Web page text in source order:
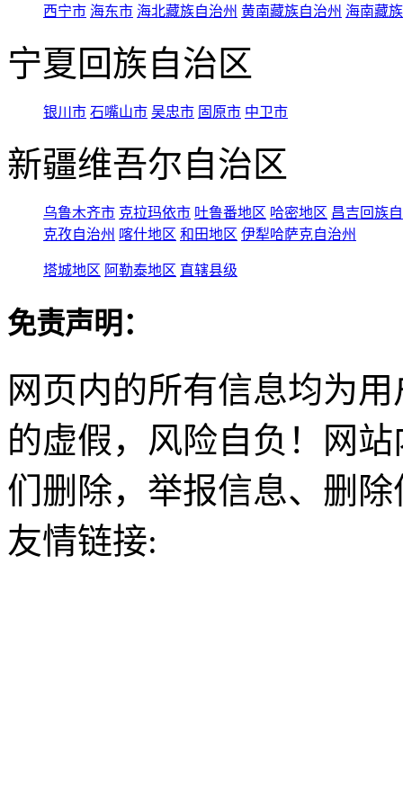
西宁市 海东市 海北藏族自治州 黄南藏族自治州 海南藏
宁夏回族自治区
银川市 石嘴山市 吴忠市 固原市 中卫市
新疆维吾尔自治区
乌鲁木齐市 克拉玛依市 吐鲁番地区 哈密地区 昌吉回族
克孜自治州 喀什地区 和田地区 伊犁哈萨克自治州
塔城地区 阿勒泰地区 直辖县级
免责声明：
网页内的所有信息均为
的虚假，风险自负！网
们删除，举报信息、删
友情链接: